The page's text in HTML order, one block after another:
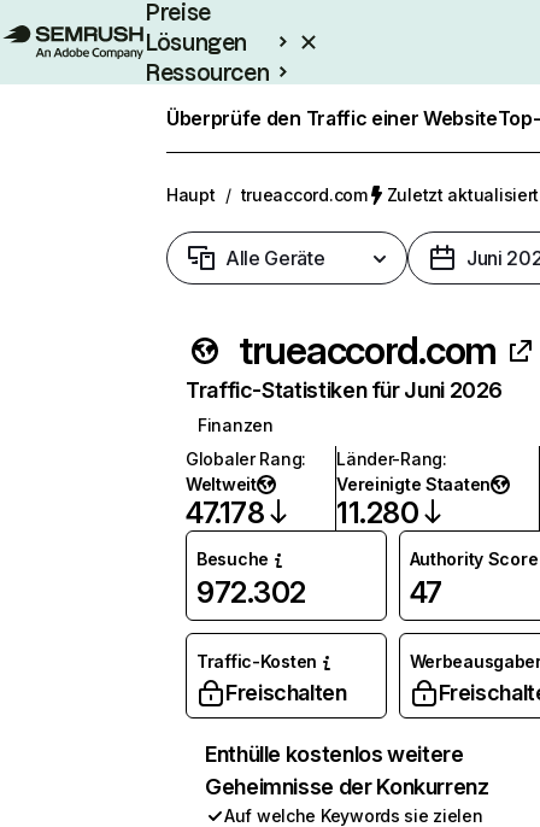
Preise
Lösungen
Ressourcen
Enterprise
Überprüfe den Traffic einer Website
Haupt / trueaccord.com Zuletzt
Alle Geräte Juni
trueaccord.com
Traffic-Statistiken für Juni 2026
Finanzen
Globaler Rang:
Weltweit
47.178
Länder-Rang:
Vereinigte Staaten
11.280
Besuche
972.302
Authority Score
47
Traffic-Kosten
Freischalten
Enthülle kostenlos weitere
Geheimnisse der Konkurrenz
Auf welche Keywords sie zielen